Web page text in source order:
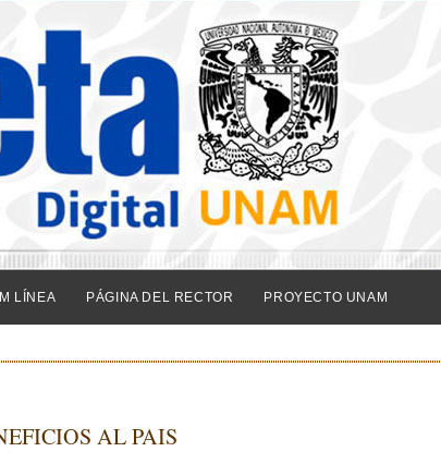
LÍNEA PÁGINA DEL RECTOR PROYECTO UNAM
AL PAIS